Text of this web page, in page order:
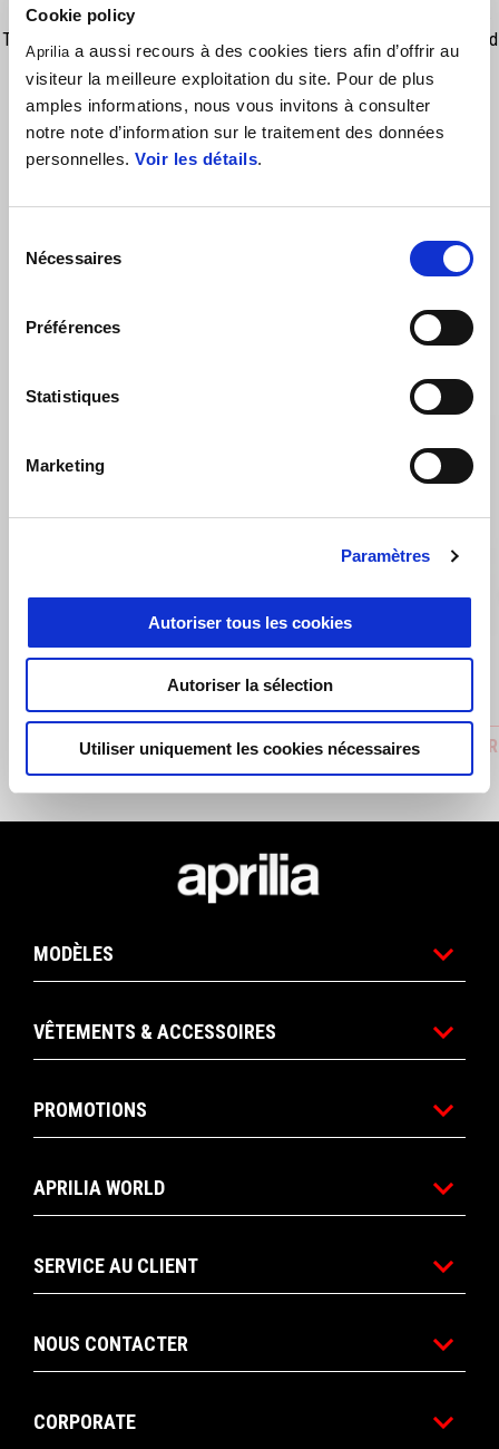
Cookie policy
Aprilia a aussi recours à des cookies tiers afin d’offrir au
visiteur la meilleure exploitation du site. Pour de plus
amples informations, nous vous invitons à consulter
notre note d’information sur le traitement des données
personnelles. Voir les détails.
Nécessaires
Préférences
Statistiques
Marketing
Paramètres
Autoriser tous les cookies
Autoriser la sélection
Utiliser uniquement les cookies nécessaires
enjoy Aprilia Tuono for a full weekend or holiday week of fun and ride.
The right bag is fixed instead the left one has a fastclick fix system and
is easily removable. IMPORTANT: cannot be mounted in case of
adoption of Akrapovic Exhaust. Rain cover sold separately:
2S001842(SX); 2S001985(DX)
Précédent
Aprilia MIA
CHF 130
Carbon
CHF 249
MODÈLES
VÊTEMENTS & ACCESSOIRES
PROMOTIONS
APRILIA WORLD
SERVICE AU CLIENT
NOUS CONTACTER
CORPORATE